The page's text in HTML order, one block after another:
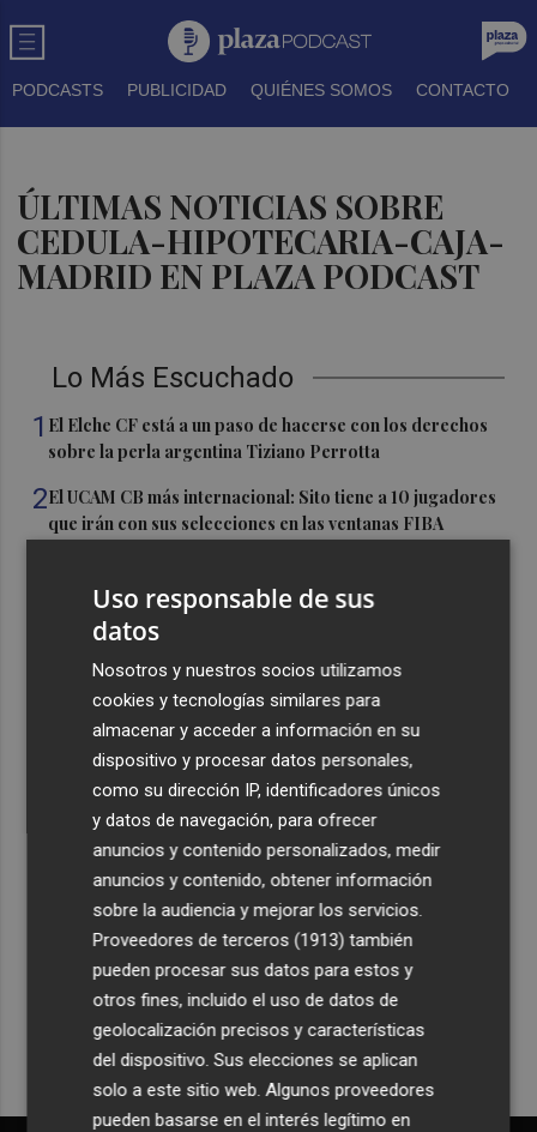
PODCASTS PUBLICIDAD QUIÉNES SOMOS CONTACTO
ÚLTIMAS NOTICIAS SOBRE
CEDULA-HIPOTECARIA-CAJA-
MADRID EN PLAZA PODCAST
Lo Más Escuchado
1 El Elche CF está a un paso de hacerse con los derechos
sobre la perla argentina Tiziano Perrotta
2El UCAM CB más internacional: Sito tiene a 10 jugadores
que irán con sus selecciones en las ventanas FIBA
exporta a África: Marruecos, el primer destino
La Región de Murcia celebra la Semana de la Juventud
con cinco días de actividades
El coste de la vivienda: 1.338 € netos al mes, el salario
mínimo para poder comprar una vivienda en Castellón
Recibe toda la actualidad de
Plaza Podcast en tu correo
Quiero suscribirme
Uso responsable de sus
datos
Nosotros y nuestros socios utilizamos
cookies y tecnologías similares para
almacenar y acceder a información en su
dispositivo y procesar datos personales,
como su dirección IP, identificadores únicos
y datos de navegación, para ofrecer
anuncios y contenido personalizados, medir
anuncios y contenido, obtener información
sobre la audiencia y mejorar los servicios.
Proveedores de terceros (1913) también
pueden procesar sus datos para estos y
otros fines, incluido el uso de datos de
geolocalización precisos y características
del dispositivo. Sus elecciones se aplican
solo a este sitio web. Algunos proveedores
pueden basarse en el interés legítimo en